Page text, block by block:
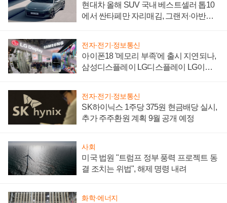
현대차 올해 SUV 국내 베스트셀러 톱10
에서 싼타페만 자리매김, 그랜저·아반떼
전자·전기·정보통신
아이폰18 '메모리 부족'에 출시 지연되나,
삼성디스플레이 LG디스플레이 LG이노
전자·전기·정보통신
SK하이닉스 1주당 375원 현금배당 실시,
추가 주주환원 계획 9월 공개 예정
사회
미국 법원 "트럼프 정부 풍력 프로젝트 동
결 조치는 위법", 해제 명령 내려
화학·에너지